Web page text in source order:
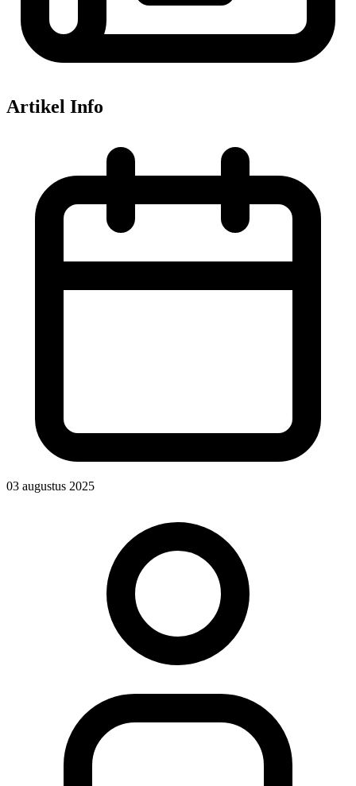
Artikel Info
03 augustus 2025